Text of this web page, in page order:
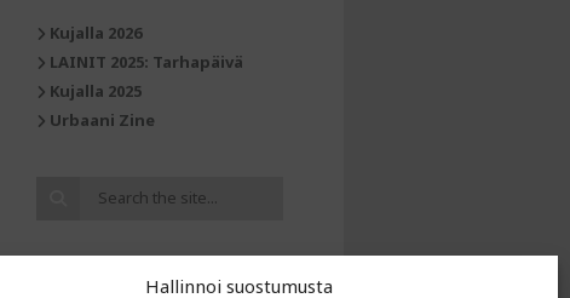
Hallinnoi suostumusta
Kujalla 2026
LAINIT 2025: Tarhapäivä
Kujalla 2025
Urbaani Zine